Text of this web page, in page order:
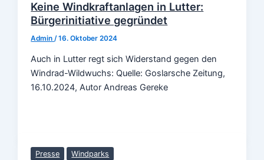
Keine Windkraftanlagen in Lutter:
Bürgerinitiative gegründet
Admin /16. Oktober 2024
Auch in Lutter regt sich Widerstand gegen den
Windrad-Wildwuchs: Quelle: Goslarsche Zeitung,
16.10.2024, Autor Andreas Gereke
Presse Windparks